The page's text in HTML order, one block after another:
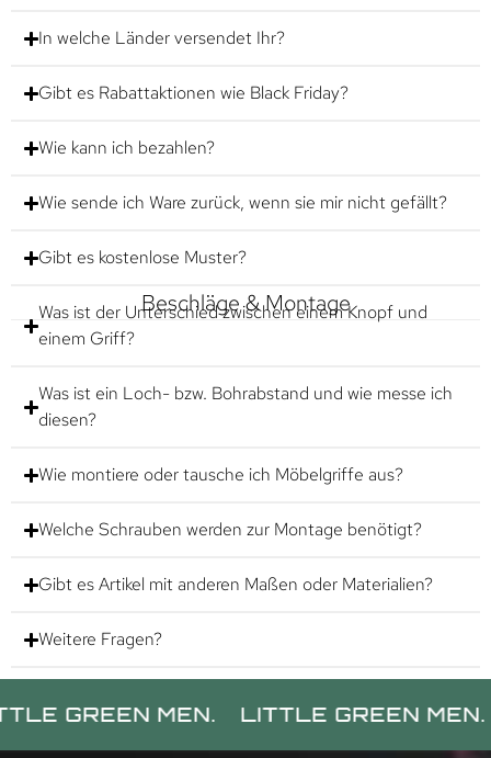
In welche Länder versendet Ihr?
Gibt es Rabattaktionen wie Black Friday?
Wie kann ich bezahlen?
Wie sende ich Ware zurück, wenn sie mir nicht gefällt?
Gibt es kostenlose Muster?
Beschläge & Montage
Was ist der Unterschied zwischen einem Knopf und
einem Griff?
Was ist ein Loch- bzw. Bohrabstand und wie messe ich
diesen?
Wie montiere oder tausche ich Möbelgriffe aus?
Welche Schrauben werden zur Montage benötigt?
Gibt es Artikel mit anderen Maßen oder Materialien?
Weitere Fragen?
MEN. LITTLE GREEN MEN.